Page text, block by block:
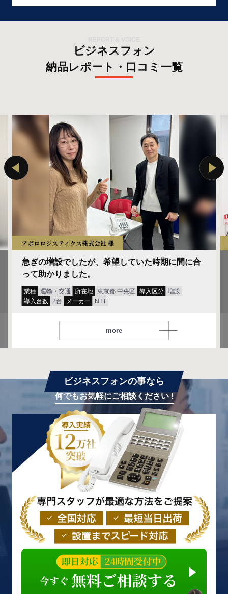
ビジネスフォン
納品レポート・口コミ一覧
アポロロジスティクス株式会社 様
急ぎの増設でしたが、希望していた時期に間に合
って助かりました。
業種 運輸・交通 所在地 東京都 中央区 導入区分 増設
導入台数 2台 メーカー NTT
more
ビジネスフォンの事なら
何でもお気軽にご相談ください !